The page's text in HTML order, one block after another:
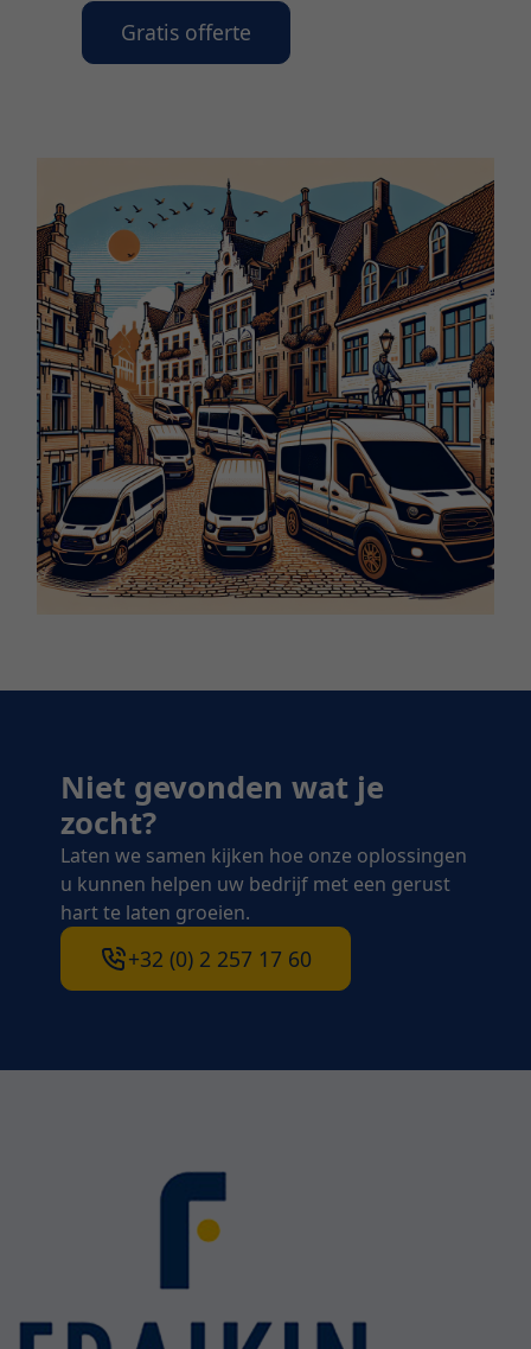
Gratis offerte
Niet gevonden wat je
zocht?
Laten we samen kijken hoe onze oplossingen
u kunnen helpen uw bedrijf met een gerust
hart te laten groeien.
+32 (0) 2 257 17 60